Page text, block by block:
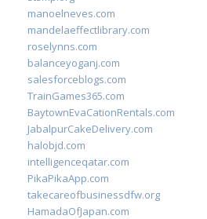
manoelneves.com
mandelaeffectlibrary.com
roselynns.com
balanceyoganj.com
salesforceblogs.com
TrainGames365.com
BaytownEvaCationRentals.com
JabalpurCakeDelivery.com
halobjd.com
intelligenceqatar.com
PikaPikaApp.com
takecareofbusinessdfw.org
HamadaOfJapan.com